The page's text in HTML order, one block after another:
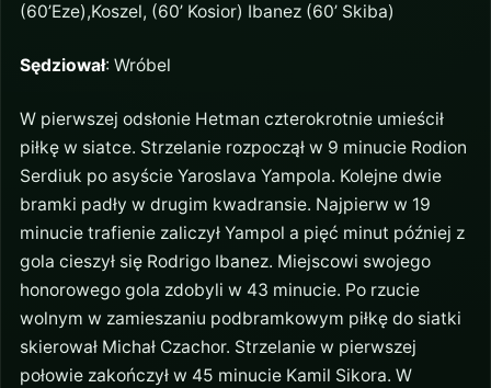
(60’Eze),Koszel, (60’ Kosior) Ibanez (60’ Skiba)
Sędziował: Wróbel
W pierwszej odsłonie Hetman czterokrotnie umieścił
piłkę w siatce. Strzelanie rozpoczął w 9 minucie Rodion
Serdiuk po asyście Yaroslava Yampola. Kolejne dwie
bramki padły w drugim kwadransie. Najpierw w 19
minucie trafienie zaliczył Yampol a pięć minut później z
gola cieszył się Rodrigo Ibanez. Miejscowi swojego
honorowego gola zdobyli w 43 minucie. Po rzucie
wolnym w zamieszaniu podbramkowym piłkę do siatki
skierował Michał Czachor. Strzelanie w pierwszej
połowie zakończył w 45 minucie Kamil Sikora. W